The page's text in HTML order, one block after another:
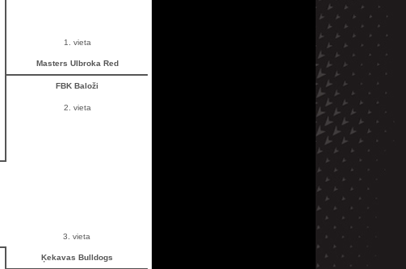
1. vieta
Masters Ulbroka Red
FBK Baloži
2. vieta
3. vieta
Ķekavas Bulldogs